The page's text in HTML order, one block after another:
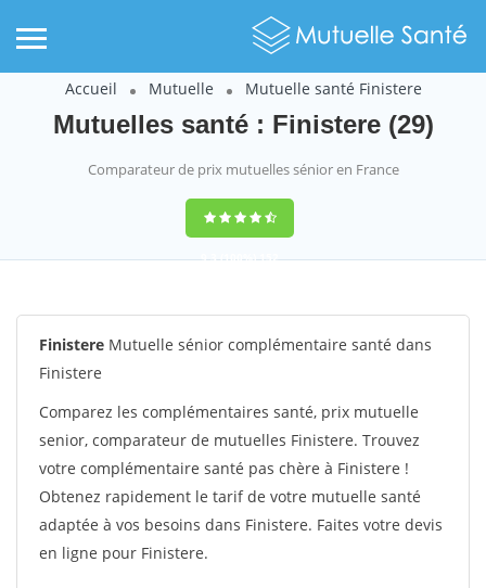
Accueil Mutuelle Mutuelle santé Finistere
Mutuelles santé : Finistere (29)
Comparateur de prix mutuelles sénior en France
9,3(100%)152
Finistere Mutuelle sénior complémentaire santé dans
Finistere
Comparez les complémentaires santé, prix mutuelle
senior, comparateur de mutuelles Finistere. Trouvez
votre complémentaire santé pas chère à Finistere !
Obtenez rapidement le tarif de votre mutuelle santé
adaptée à vos besoins dans Finistere. Faites votre devis
en ligne pour Finistere.